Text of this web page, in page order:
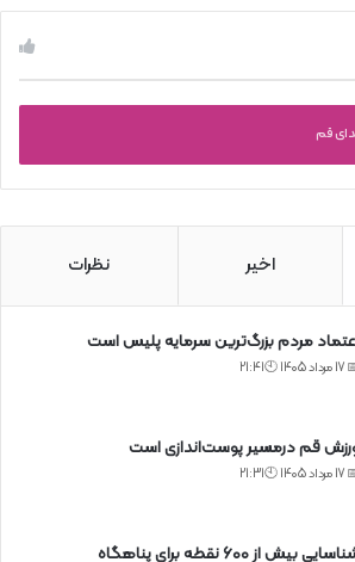
قم
اخیر نظرات
مردم بزرگ‌ترین سرمایه پلیس است
🕙21:41
قم درمسیر پوست‌اندازی است
🕙21:31
بیش از ۶۰۰ نقطه برای پناهگاه